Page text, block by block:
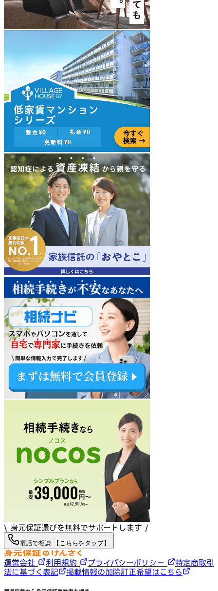
\ 身元保証選びを無料でサポートします /
電話で相談 【こちらをタップ】
運営会社 利用規約 プライバシーポリシー
特定商取引
法に基づく表記
掲載情報の加除訂正希望はこちら